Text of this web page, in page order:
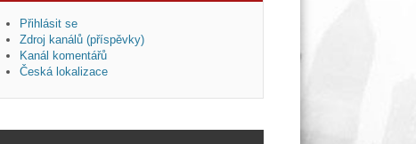
Přihlásit se
Zdroj kanálů (příspěvky)
Kanál komentářů
Česká lokalizace